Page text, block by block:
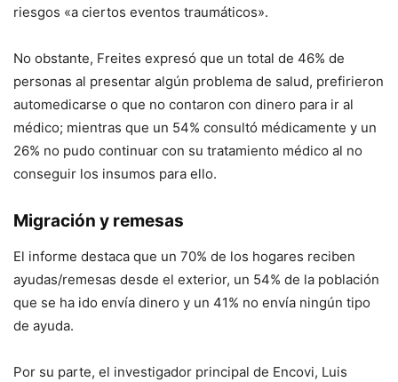
riesgos «a ciertos eventos traumáticos».
No obstante, Freites expresó que un total de 46% de
personas al presentar algún problema de salud, prefirieron
automedicarse o que no contaron con dinero para ir al
médico; mientras que un 54% consultó médicamente y un
26% no pudo continuar con su tratamiento médico al no
conseguir los insumos para ello.
Migración y remesas
El informe destaca que un 70% de los hogares reciben
ayudas/remesas desde el exterior, un 54% de la población
que se ha ido envía dinero y un 41% no envía ningún tipo
de ayuda.
Por su parte, el investigador principal de Encovi, Luis